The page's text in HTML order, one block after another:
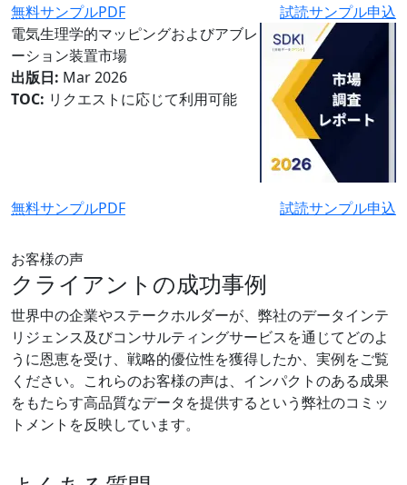
無料サンプルPDF
試読サンプル申込
電気生理学的マッピングおよびアブレ
ーション装置市場
出版日: Mar 2026
TOC: リクエストに応じて利用可能
無料サンプルPDF 試読サンプル申込
お客様の声
クライアントの成功事例
世界中の企業やステークホルダーが、弊社のデータインテ
リジェンス及びコンサルティングサービスを通じてどのよ
うに恩恵を受け、戦略的優位性を獲得したか、実例をご覧
ください。これらのお客様の声は、インパクトのある成果
をもたらす高品質なデータを提供するという弊社のコミッ
トメントを反映しています。